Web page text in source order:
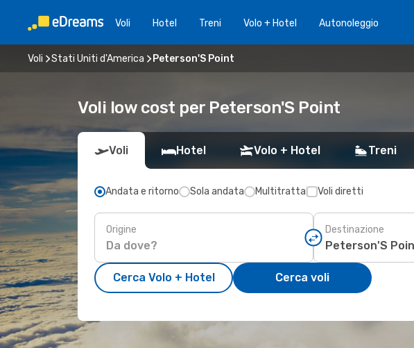
Voli Hotel Treni Volo + Hotel Autonoleggio
Voli Stati Uniti d'America Peterson'S Point
Voli low cost per Peterson'S Point
Voli Hotel Volo + Hotel Treni
Andata e ritorno Sola andata Multitratta Voli diretti
Origine Destinazione
Cerca Volo + Hotel Cerca voli